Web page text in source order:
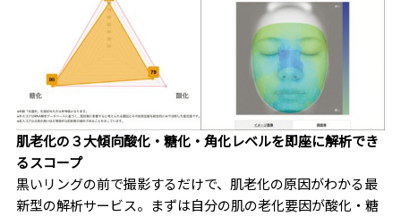
肌老化の３大傾向酸化・糖化・角化レベルを即座に解析でき
るスコープ
黒いリングの前で撮影するだけで、肌老化の原因がわかる最
新型の解析サービス。まずは自分の肌の老化要因が酸化・糖